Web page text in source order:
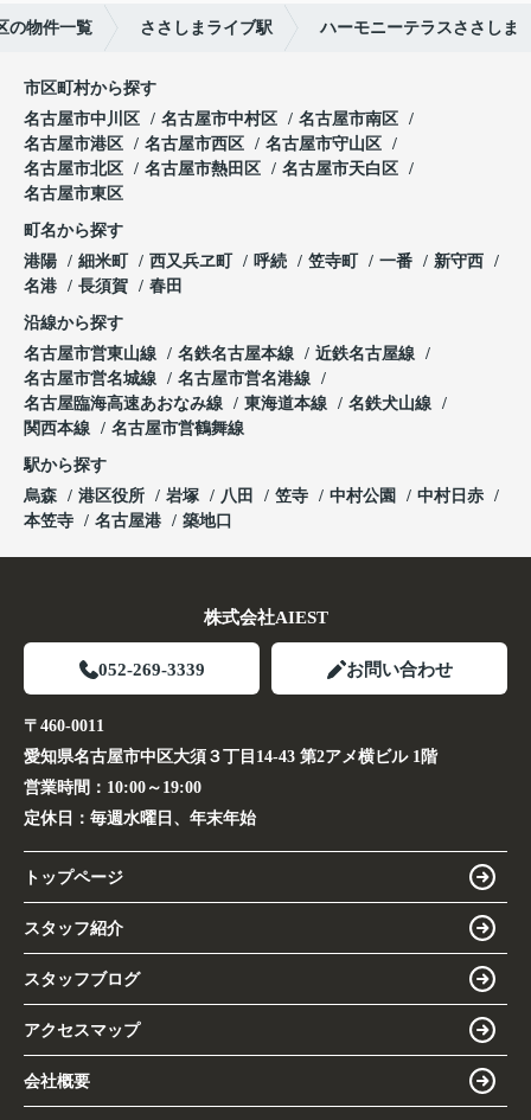
の物件一覧 ささしまライブ駅 ハーモニーテラスささしま
市区町村から探す
名古屋市中川区
名古屋市中村区
名古屋市南区
名古屋市港区
名古屋市西区
名古屋市守山区
名古屋市北区
名古屋市熱田区
名古屋市天白区
名古屋市東区
町名から探す
港陽
細米町 西又兵ヱ町 呼続 笠寺町 一番
新守西
名港
長須賀 春田
沿線から探す
名古屋市営東山線
名鉄名古屋本線
近鉄名古屋線
名古屋市営名城線
名古屋市営名港線
名古屋臨海高速あおなみ線
東海道本線
名鉄犬山線
関西本線
名古屋市営鶴舞線
駅から探す
烏森
港区役所 岩塚 八田 笠寺 中村公園
中村日赤
本笠寺
名古屋港 築地口
株式会社AIEST
052-269-3339 お問い合わせ
〒460-0011
愛知県名古屋市中区大須３丁目14-43 第2アメ横ビル 1階
営業時間： 10:00～19:00
定休日： 毎週水曜日、年末年始
トップページ
スタッフ紹介
スタッフブログ
アクセスマップ
会社概要